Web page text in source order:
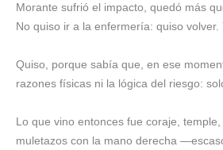
Morante sufrió el impacto, quedó más
No quiso ir a la enfermería: quiso volver.
Quiso, porque sabía que, en ese
razones físicas ni la lógica del riesgo:
Lo que vino entonces fue coraje,
muletazos con la mano derecha